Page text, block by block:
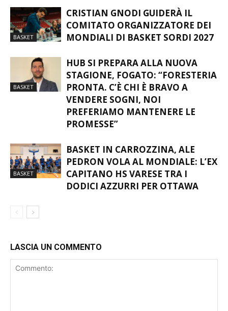
CRISTIAN GNODI GUIDERÀ IL
COMITATO ORGANIZZATORE DEI
HUB SI PREPARA ALLA NUOVA
STAGIONE, FOGATO: “FORESTERIA
PRONTA. C’È CHI È BRAVO A
VENDERE SOGNI, NOI
PREFERIAMO MANTENERE LE
BASKET IN CARROZZINA, ALE
PEDRON VOLA AL MONDIALE: L’EX
CAPITANO HS VARESE TRA I